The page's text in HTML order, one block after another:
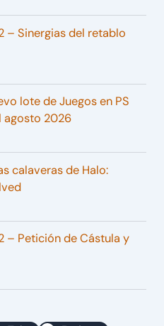
– Sinergias del retablo
lote de Juegos en PS
agosto 2026
calaveras de Halo:
– Petición de Cástula y